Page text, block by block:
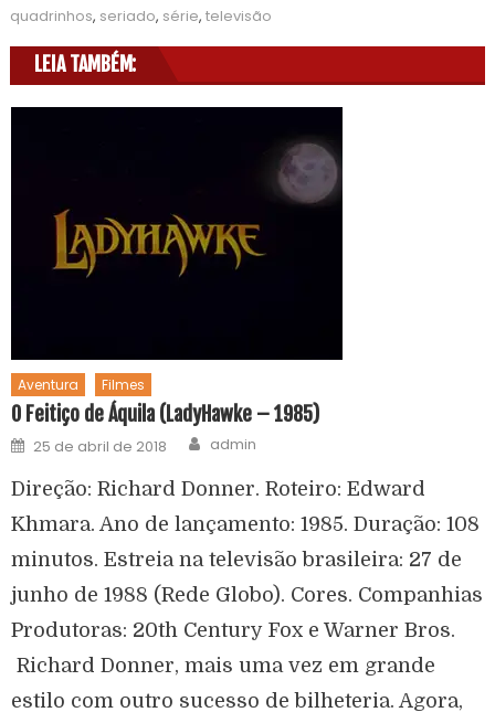
quadrinhos, seriado, série, televisão
LEIA TAMBÉM:
Aventura Filmes
O Feitiço de Áquila (LadyHawke – 1985)
25 de abril de 2018 admin
Direção: Richard Donner. Roteiro: Edward
Khmara. Ano de lançamento: 1985. Duração: 108
minutos. Estreia na televisão brasileira: 27 de
junho de 1988 (Rede Globo). Cores. Companhias
Produtoras: 20th Century Fox e Warner Bros.
Richard Donner, mais uma vez em grande
estilo com outro sucesso de bilheteria. Agora,